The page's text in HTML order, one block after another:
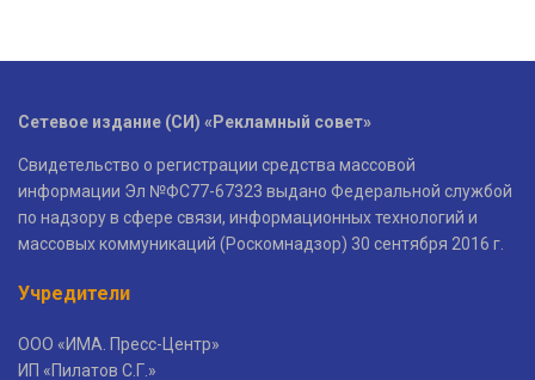
Сетевое издание (СИ) «Рекламный совет»
Свидетельство о регистрации средства массовой
информации Эл №ФС77-67323 выдано Федеральной службой
по надзору в сфере связи, информационных технологий и
массовых коммуникаций (Роскомнадзор) 30 сентября 2016 г.
Учредители
ООО «ИМА. Пресс-Центр»
ИП «Пилатов С.Г.»